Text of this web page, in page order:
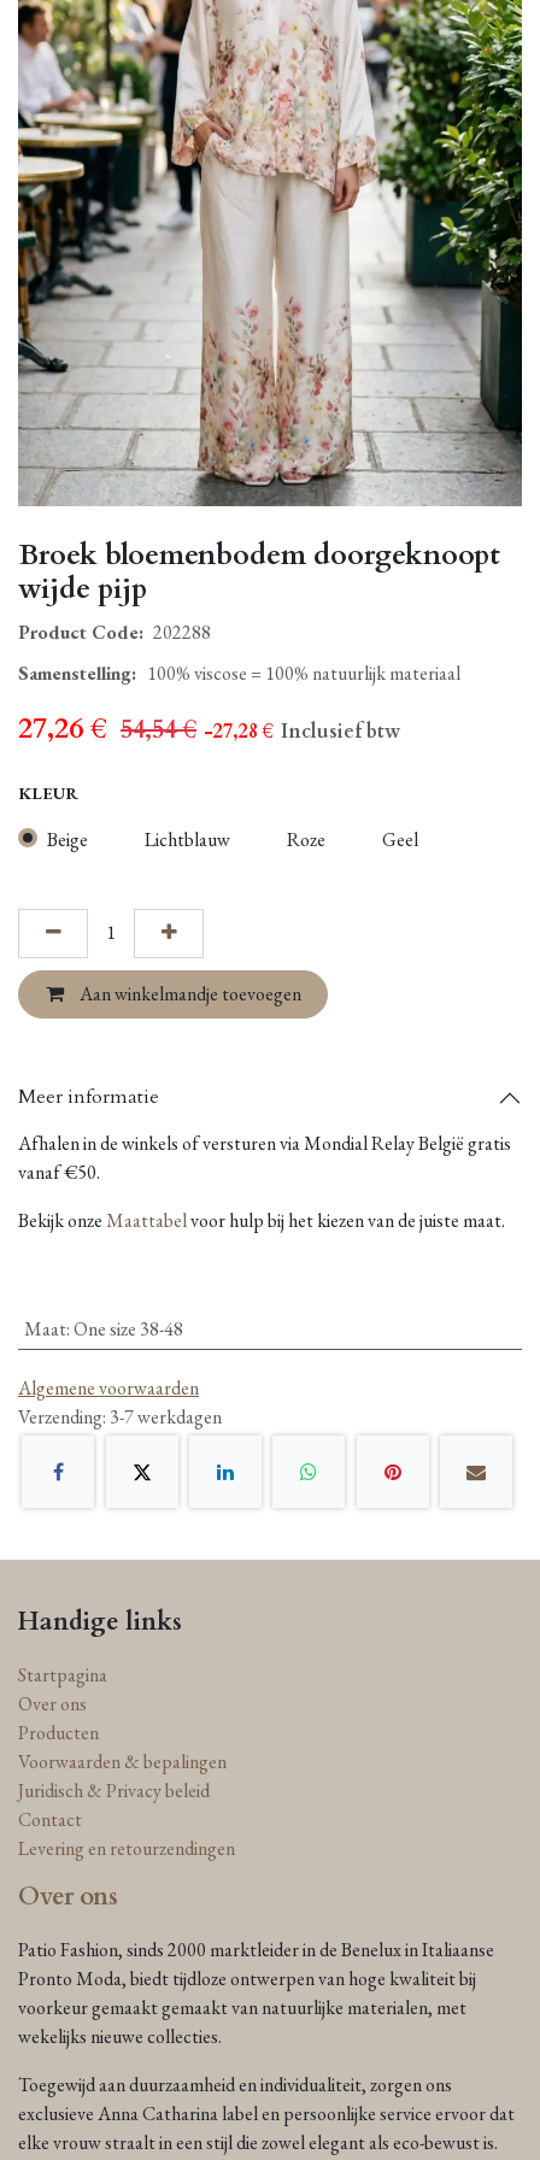
Broek bloemenbodem doorgeknoopt
wijde pijp
Product Code: 202288
Samenstelling: 100% viscose = 100% natuurlijk materiaal
27,26€ 54,54€ - 27,28€ Inclusief btw
KLEUR
Beige Lichtblauw Roze Geel
Aan winkelmandje toevoegen
Meer informatie
Afhalen in de winkels of versturen via Mondial Relay België gratis
vanaf €50.
Bekijk onzeMaattabelvoor hulp bij het kiezen van de juiste maat.
Maat:One size 38-48
Algemene voorwaarden
Verzending: 3-7 werkdagen
Handige links
Startpagina
Over ons
Producten
Voorwaarden & bepalingen
Juridisch & Privacy beleid
Contact
Levering en retourzendingen
Over ons
Patio Fashion, sinds 2000 marktleider in de Benelux in Italiaanse
Pronto Moda, biedt tijdloze ontwerpen van hoge kwaliteit bij
voorkeur gemaakt gemaakt van natuurlijke materialen, met
wekelijks nieuwe collecties.
Toegewijd aan duurzaamheid en individualiteit, zorgen ons
exclusieve Anna Catharina label en persoonlijke service ervoor dat
elke vrouw straalt in een stijl die zowel elegant als eco-bewust is.